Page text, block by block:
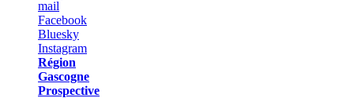
Région
Gascogne
Prospective